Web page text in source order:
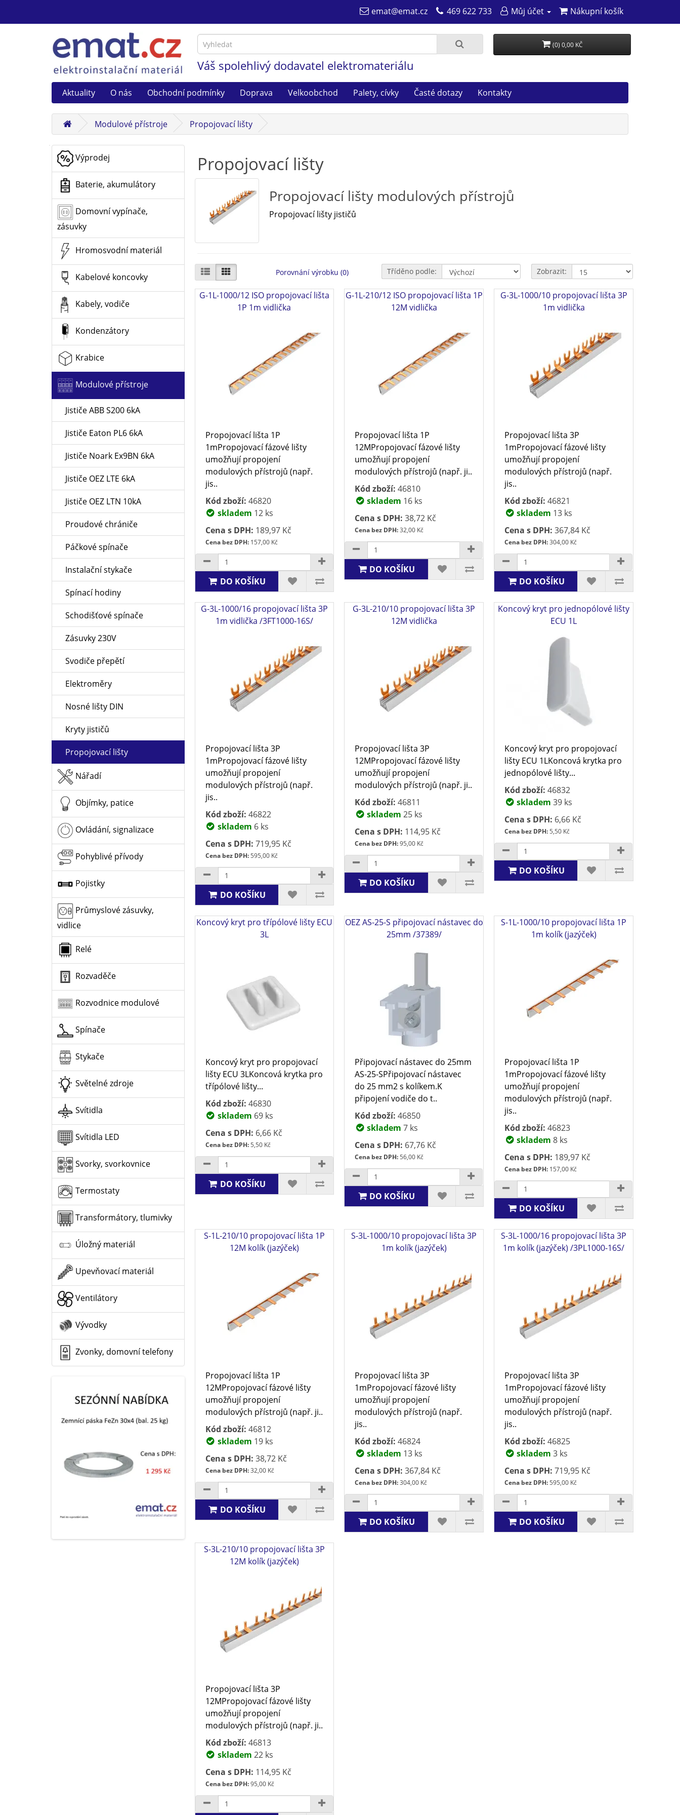
emat@emat.cz 469 622 733 Můj účet Nákupní košík
Váš spolehlivý dodavatel elektromateriálu
(0) 0,00 KČ
Aktuality O nás Obchodní podmínky Doprava Velkoobchod Palety, cívky Časté dotazy Kontakty
Modulové přístroje Propojovací lišty
Výprodej
Baterie, akumulátory
Domovní vypínače,
zásuvky
Hromosvodní materiál
Kabelové koncovky
Kabely, vodiče
Kondenzátory
Krabice
Modulové přístroje
Jističe ABB S200 6kA
Jističe Eaton PL6 6kA
Jističe Noark Ex9BN 6kA
Jističe OEZ LTE 6kA
Jističe OEZ LTN 10kA
Proudové chrániče
Páčkové spínače
Instalační stykače
Spínací hodiny
Schodišťové spínače
Zásuvky 230V
Svodiče přepětí
Elektroměry
Nosné lišty DIN
Kryty jističů
Propojovací lišty
Nářadí
Objímky, patice
Ovládání, signalizace
Pohyblivé přívody
Pojistky
Průmyslové zásuvky,
vidlice
Relé
Rozvaděče
Rozvodnice modulové
Spínače
Stykače
Světelné zdroje
Svítidla
Svítidla LED
Svorky, svorkovnice
Termostaty
Transformátory, tlumivky
Úložný materiál
Upevňovací materiál
Ventilátory
Vývodky
Zvonky, domovní telefony
Propojovací lišty
Propojovací lišty modulových přístrojů
Propojovací lišty jističů
Porovnání výrobku (0) Tříděno podle: Zobrazit:
G-1L-1000/12 ISO propojovací lišta
1P 1m vidlička
Propojovací lišta 1P
1mPropojovací fázové lišty
umožňují propojení
modulových přístrojů (např.
jis..
Kód zboží: 46820
skladem 12 ks
Cena s DPH: 189,97 Kč
Cena bez DPH:157,00 Kč
DO KOŠÍKU
G-1L-210/12 ISO propojovací lišta 1P
12M vidlička
Propojovací lišta 1P
12MPropojovací fázové lišty
umožňují propojení
modulových přístrojů (např. ji..
Kód zboží: 46810
skladem 16 ks
Cena s DPH: 38,72 Kč
Cena bez DPH:32,00 Kč
DO KOŠÍKU
G-3L-1000/10 propojovací lišta 3P
1m vidlička
Propojovací lišta 3P
1mPropojovací fázové lišty
umožňují propojení
modulových přístrojů (např.
jis..
Kód zboží: 46821
skladem 13 ks
Cena s DPH: 367,84 Kč
Cena bez DPH:304,00 Kč
DO KOŠÍKU
G-3L-1000/16 propojovací lišta 3P
1m vidlička /3FT1000-16S/
Propojovací lišta 3P
1mPropojovací fázové lišty
umožňují propojení
modulových přístrojů (např.
jis..
Kód zboží: 46822
skladem 6 ks
Cena s DPH: 719,95 Kč
Cena bez DPH:595,00 Kč
DO KOŠÍKU
G-3L-210/10 propojovací lišta 3P
12M vidlička
Propojovací lišta 3P
12MPropojovací fázové lišty
umožňují propojení
modulových přístrojů (např. ji..
Kód zboží: 46811
skladem 25 ks
Cena s DPH: 114,95 Kč
Cena bez DPH:95,00 Kč
DO KOŠÍKU
Koncový kryt pro jednopólové lišty
ECU 1L
Koncový kryt pro propojovací
lišty ECU 1LKoncová krytka pro
jednopólové lišty...
Kód zboží: 46832
skladem 39 ks
Cena s DPH: 6,66 Kč
Cena bez DPH:5,50 Kč
DO KOŠÍKU
Koncový kryt pro třípólové lišty ECU
3L
Koncový kryt pro propojovací
lišty ECU 3LKoncová krytka pro
třípólové lišty...
Kód zboží: 46830
skladem 69 ks
Cena s DPH: 6,66 Kč
Cena bez DPH:5,50 Kč
DO KOŠÍKU
OEZ AS-25-S připojovací nástavec do
25mm /37389/
Připojovací nástavec do 25mm
AS-25-SPřipojovací nástavec
do 25 mm2 s kolíkem.K
připojení vodiče do t..
Kód zboží: 46850
skladem 7 ks
Cena s DPH: 67,76 Kč
Cena bez DPH:56,00 Kč
DO KOŠÍKU
S-1L-1000/10 propojovací lišta 1P
1m kolík (jazýček)
Propojovací lišta 1P
1mPropojovací fázové lišty
umožňují propojení
modulových přístrojů (např.
jis..
Kód zboží: 46823
skladem 8 ks
Cena s DPH: 189,97 Kč
Cena bez DPH: 157,00 Kč
DO KOŠÍKU
S-1L-210/10 propojovací lišta 1P
12M kolík (jazýček)
Propojovací lišta 1P
12MPropojovací fázové lišty
umožňují propojení
modulových přístrojů (např. ji..
Kód zboží: 46812
skladem 19 ks
Cena s DPH: 38,72 Kč
Cena bez DPH:32,00 Kč
DO KOŠÍKU
S-3L-1000/10 propojovací lišta 3P
1m kolík (jazýček)
Propojovací lišta 3P
1mPropojovací fázové lišty
umožňují propojení
modulových přístrojů (např.
jis..
Kód zboží: 46824
skladem 13 ks
Cena s DPH: 367,84 Kč
Cena bez DPH:304,00 Kč
DO KOŠÍKU
S-3L-1000/16 propojovací lišta 3P
1m kolík (jazýček) /3PL1000-16S/
Propojovací lišta 3P
1mPropojovací fázové lišty
umožňují propojení
modulových přístrojů (např.
jis..
Kód zboží: 46825
skladem 3 ks
Cena s DPH: 719,95 Kč
Cena bez DPH:595,00 Kč
DO KOŠÍKU
S-3L-210/10 propojovací lišta 3P
12M kolík (jazýček)
Propojovací lišta 3P
12MPropojovací fázové lišty
umožňují propojení
modulových přístrojů (např. ji..
Kód zboží: 46813
skladem 22 ks
Cena s DPH: 114,95 Kč
Cena bez DPH:95,00 Kč